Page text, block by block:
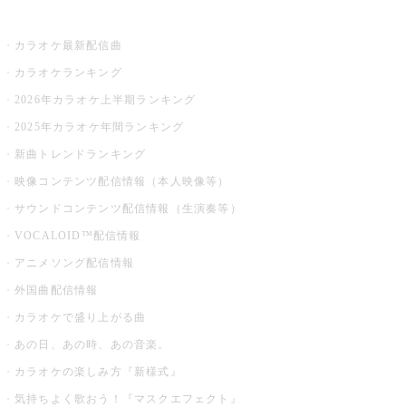
カラオケ最新配信曲
カラオケランキング
2026年カラオケ上半期ランキング
2025年カラオケ年間ランキング
新曲トレンドランキング
映像コンテンツ配信情報（本人映像等）
サウンドコンテンツ配信情報（生演奏等）
VOCALOID™配信情報
アニメソング配信情報
外国曲配信情報
カラオケで盛り上がる曲
あの日、あの時、あの音楽。
カラオケの楽しみ方『新様式』
気持ちよく歌おう！『マスクエフェクト』